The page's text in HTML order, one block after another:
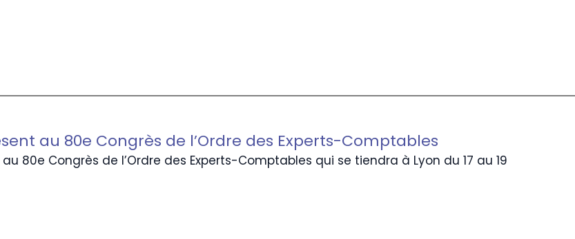
au 80e Congrès de l’Ordre des Experts-Comptables
80e Congrès de l’Ordre des Experts-Comptables qui se tiendra à Lyon du 17 au 19